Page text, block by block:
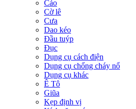
Cảo
Cờ lê
Cưa
Dao kéo
Đầu tuýp
Đục
Dụng cụ cách điện
Dụng cụ chống cháy nổ
Dụng cụ khác
Ê Tô
Giũa
Kẹp định vị